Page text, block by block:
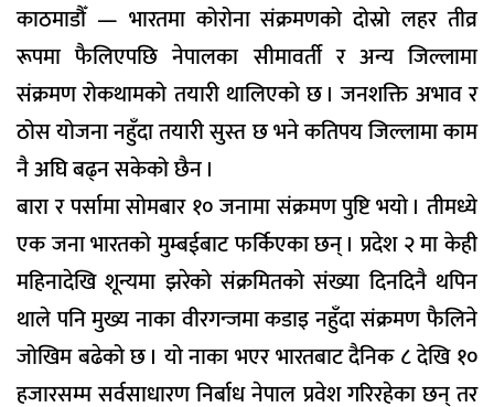
काठमाडौँ — भारतमा कोरोना संक्रमणको दोस्रो लहर तीव्र
रूपमा फैलिएपछि नेपालका सीमावर्ती र अन्य जिल्लामा
संक्रमण रोकथामको तयारी थालिएको छ । जनशक्ति अभाव र
ठोस योजना नहुँदा तयारी सुस्त छ भने कतिपय जिल्लामा काम
नै अघि बढ्न सकेको छैन ।
बारा र पर्सामा सोमबार १० जनामा संक्रमण पुष्टि भयो । तीमध्ये
एक जना भारतको मुम्बईबाट फर्किएका छन् । प्रदेश २ मा केही
महिनादेखि शून्यमा झरेको संक्रमितको संख्या दिनदिनै थपिन
थाले पनि मुख्य नाका वीरगन्जमा कडाइ नहुँदा संक्रमण फैलिने
जोखिम बढेको छ । यो नाका भएर भारतबाट दैनिक ८ देखि १०
हजारसम्म सर्वसाधारण निर्बाध नेपाल प्रवेश गरिरहेका छन् तर